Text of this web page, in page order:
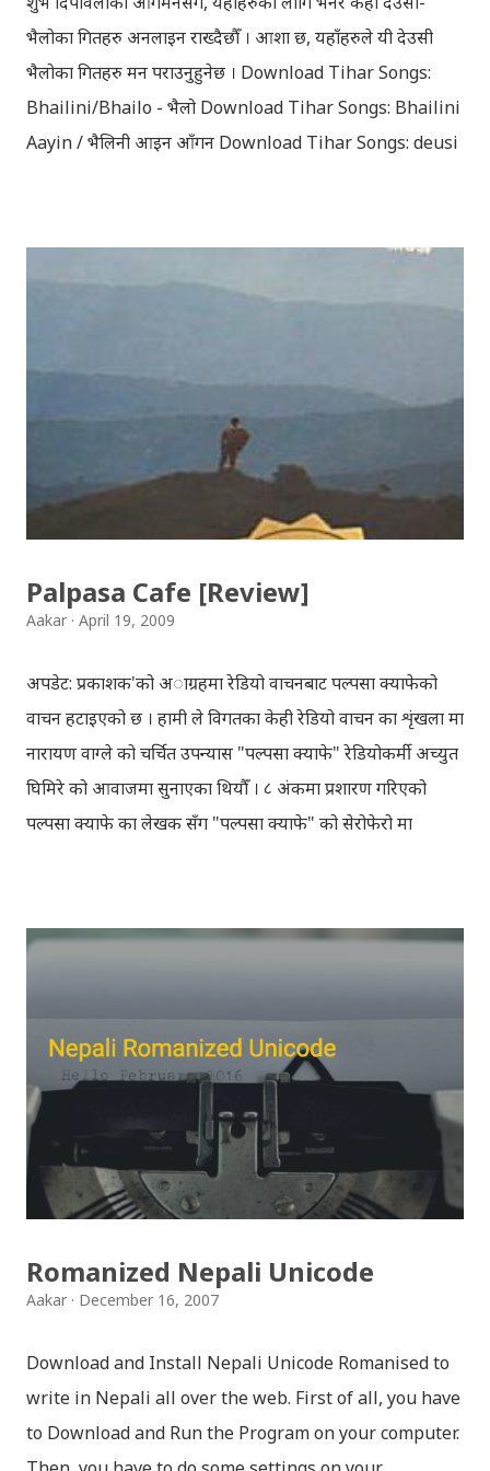
भैलोका गितहरु अनलाइन राख्दैछौँ । आशा छ, यहाँहरुले यी देउसी
भैलोका गितहरु मन पराउनुहुनेछ । Download Tihar Songs:
Bhailini/Bhailo - भैलो Download Tihar Songs: Bhailini
Aayin / भैलिनी आइन आँगन Download Tihar Songs: deusi
Songs: diyo baali sanjh ko / दियो बाली साँझ को
Download: Tihar Dhun (Deusi,Bhailo)/ तिहार धुन(देउसी
गितहरुलाई हामीले यहाँ एकै ठाउँमा सजिलोको लागि राखिदिएको मात्र
हौँ । तपाई यदि यी गित संगितको सर्जक हुनुहुन्छ र गित संगित यहाँबाट
हटाउनुपर्ने भए जानकारी गराउनुहोला । फेरी एकपटक शुभ दिपावलीको
हार्दिक मंगलमय शुभकामना व्यक्त गर्दछौँ ।
Palpasa Cafe [Review]
Aakar April 19, 2009
अपडेट: प्रकाशक'को अाग्रहमा रेडियो वाचनबाट पल्पसा क्याफेको
वाचन हटाइएको छ । हामी ले विगतका केही रेडियो वाचन का शृंखला मा
नारायण वाग्ले को चर्चित उपन्यास "पल्पसा क्याफे" रेडियोकर्मी अच्युत
घिमिरे को आवाजमा सुनाएका थियौँ । ८ अंकमा प्रशारण गरिएको
पल्पसा क्याफे का लेखक सँग "पल्पसा क्याफे" को सेरोफेरो मा
भेटिएको खण्डमा हामी अवश्य पनि राख्ने नै छौँ । हामीले भनिरहनुपर्दैन,
उपलब्ध गराइदिनुहुने अच्युत घिमिरेलाई धेरै धेरै धन्यवाद । पल्पसा
क्याफे त सुनिसकियो, तर यहाँहरु ले पल्पसा क्याफेलाई कसरी
मुल्यांङ्कन गर्नुभयो थाहा छैन । खैर कुरो जेसुकै होस्, आज यहाँ म केही
साथिहरुको ब्लगमा प्रकाशित "पल्पसा क्याफे" बारे गरिएको
टिप्पणीहरु सहित उपस्थित भएको छु । साथिहरुको ब्लगमा प्रकाशित
भइसकेका कुराहरुलाई एकै ठाउँमा समेट्न...
Romanized Nepali Unicode
Aakar December 16, 2007
Download and Install Nepali Unicode Romanised to
write in Nepali all over the web. First of all, you have
to Download and Run the Program on your computer.